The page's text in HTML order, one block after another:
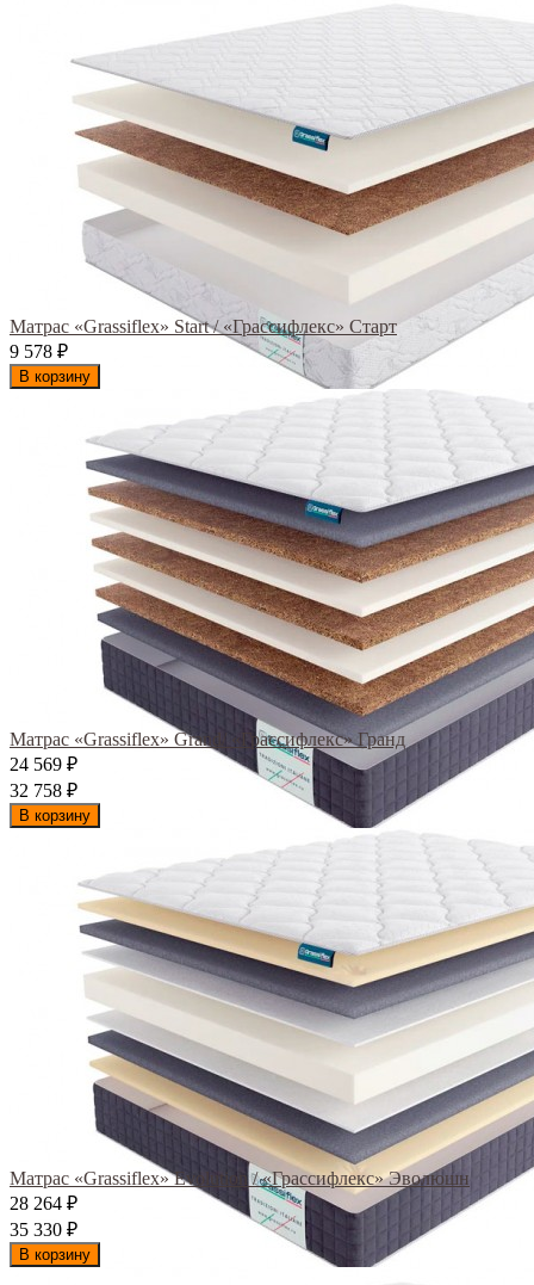
Матрас «Grassiflex» Start / «Грассифлекс» Старт
9 578 ₽
В корзину
Матрас «Grassiflex» Grand/ «Грассифлекс» Гранд
24 569 ₽
32 758 ₽
В корзину
Матрас «Grassiflex» Evolution / «Грассифлекс» Эволюшн
28 264 ₽
35 330 ₽
В корзину